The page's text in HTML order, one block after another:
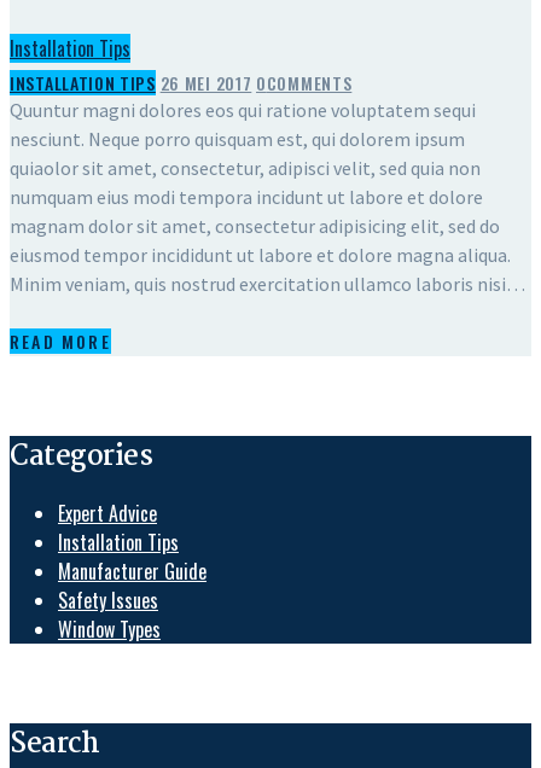
Installation Tips
INSTALLATION TIPS 26 MEI 2017 0COMMENTS
Quuntur magni dolores eos qui ratione voluptatem sequi
nesciunt. Neque porro quisquam est, qui dolorem ipsum
quiaolor sit amet, consectetur, adipisci velit, sed quia non
numquam eius modi tempora incidunt ut labore et dolore
magnam dolor sit amet, consectetur adipisicing elit, sed do
eiusmod tempor incididunt ut labore et dolore magna aliqua.
Minim veniam, quis nostrud exercitation ullamco laboris nisi…
READ MORE
Categories
Expert Advice
Installation Tips
Manufacturer Guide
Safety Issues
Window Types
Search